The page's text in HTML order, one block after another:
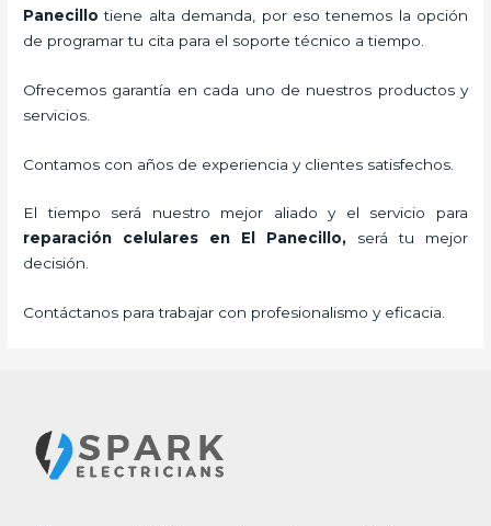
Panecillo tiene alta demanda, por eso tenemos la opción
de programar tu cita para el soporte técnico a tiempo.
Ofrecemos garantía en cada uno de nuestros productos y
servicios.
Contamos con años de experiencia y clientes satisfechos.
El tiempo será nuestro mejor aliado y el servicio para
reparación celulares
en El Panecillo, será tu mejor
decisión.
Contáctanos para trabajar con profesionalismo y eficacia.